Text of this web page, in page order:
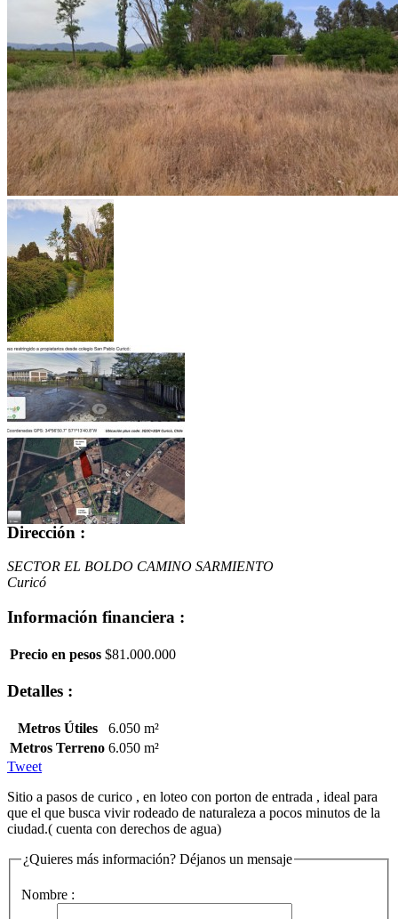
Dirección :
SECTOR EL BOLDO CAMINO SARMIENTO
Curicó
Información financiera :
Precio en pesos $81.000.000
Detalles :
Metros Útiles
6.050 m²
Metros Terreno 6.050 m²
Tweet
Sitio a pasos de curico , en loteo con porton de entrada , ideal para
que el que busca vivir rodeado de naturaleza a pocos minutos de la
ciudad.( cuenta con derechos de agua)
¿Quieres más información? Déjanos un mensaje
Nombre :